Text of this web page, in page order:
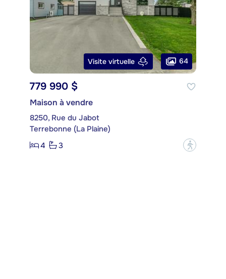
Visite virtuelle 64
779 990 $
Maison à vendre
8250, Rue du Jabot
Terrebonne (La Plaine)
4
3 ?